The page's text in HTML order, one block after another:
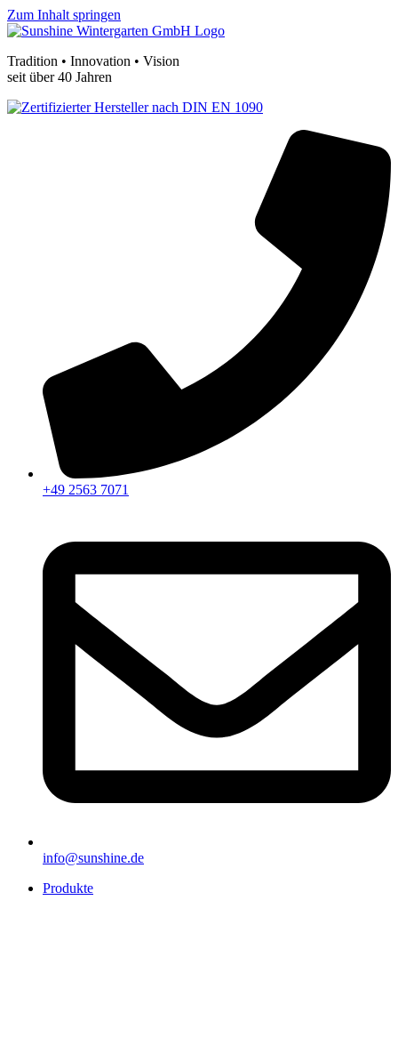
Zum Inhalt springen
Tradition • Innovation • Vision
seit über 40 Jahren
+49 2563 7071
info@sunshine.de
Produkte